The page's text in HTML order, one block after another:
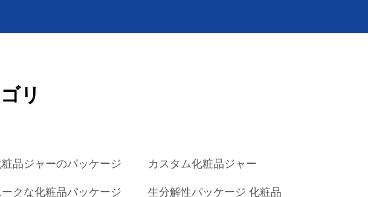
リ
品ジャーのパッケージ
カスタム化粧品ジャー
クな化粧品パッケージ 生分解性パッケージ 化粧品